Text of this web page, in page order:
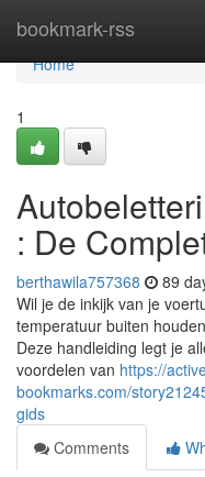
bookmark-rss
Home
Home
1
: De
berthawila757368 89
Wil je de inkijk van je
temperatuur buiten
Deze handleiding legt je
voordelen van https://
bookmarks.com/
gids
Comments